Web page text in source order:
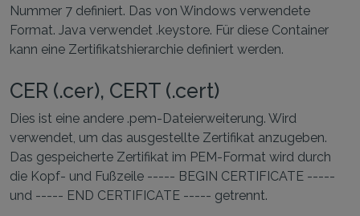
Nummer 7 definiert. Das von Windows verwendete
Format. Java verwendet .keystore. Für diese Container
kann eine Zertifikatshierarchie definiert werden.
CER (.cer), CERT (.cert)
Dies ist eine andere .pem-Dateierweiterung. Wird
verwendet, um das ausgestellte Zertifikat anzugeben.
Das gespeicherte Zertifikat im PEM-Format wird durch
die Kopf- und Fußzeile ----- BEGIN CERTIFICATE -----
und ----- END CERTIFICATE ----- getrennt.